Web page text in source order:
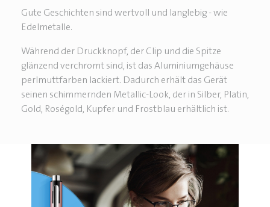
Gute Geschichten sind wertvoll und langlebig - wie
Edelmetalle.
Während der Druckknopf, der Clip und die Spitze
glänzend verchromt sind, ist das Aluminiumgehäuse
perlmuttfarben lackiert. Dadurch erhält das Gerät
seinen schimmernden Metallic-Look, der in Silber, Platin,
Gold, Roségold, Kupfer und Frostblau erhältlich ist.